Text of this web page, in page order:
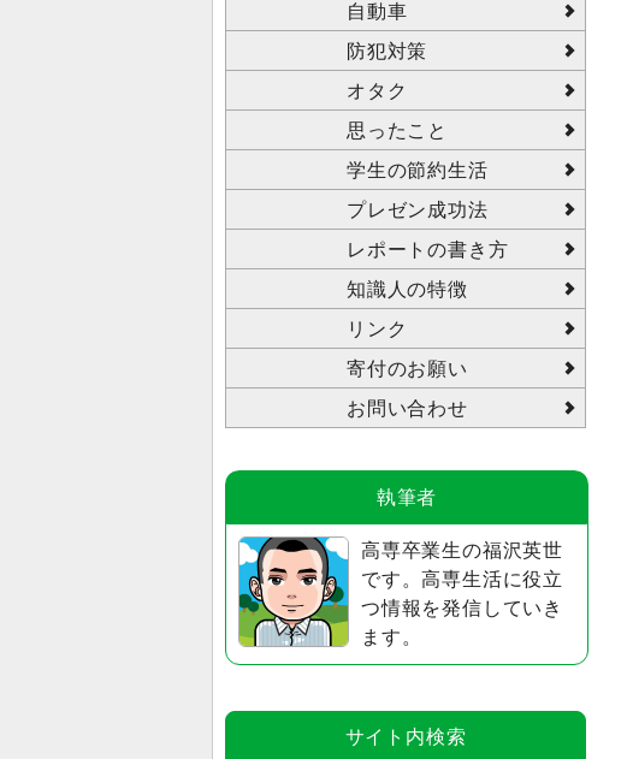
自動車
防犯対策
オタク
思ったこと
学生の節約生活
プレゼン成功法
レポートの書き方
知識人の特徴
リンク
寄付のお願い
お問い合わせ
執筆者
高専卒業生の福沢英世
です。高専生活に役立
つ情報を発信していき
ます。
サイト内検索